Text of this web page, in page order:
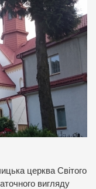
церква Світого
вигляду